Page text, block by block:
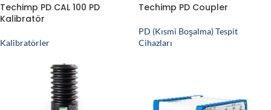
Techimp PD CAL 100 PD
Kalibratör
Kalibratörler
Techimp PD Coupler
PD (Kısmi Boşalma) Tespit
Cihazları